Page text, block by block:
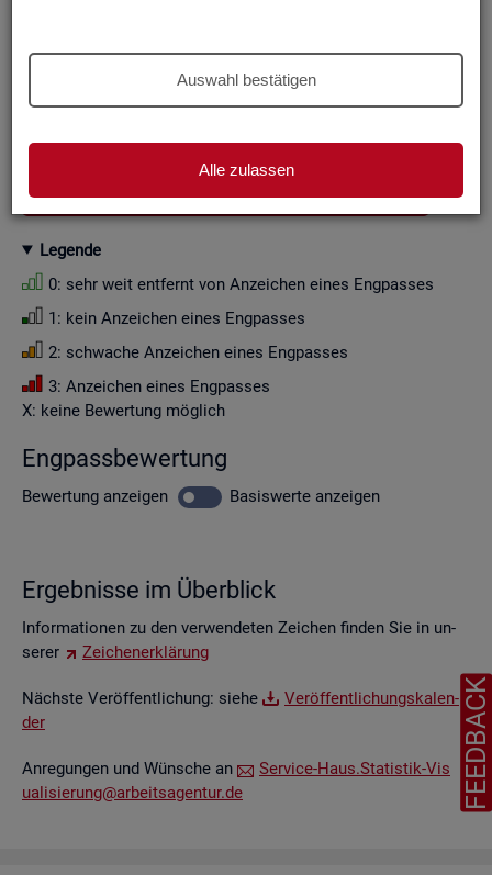
Auswahl bestätigen
Alle zulassen
Zah­len­wer­te i. d. R. auf Viel­fa­che von Zehn ge­run­det (siehe
die Fil­ter­mög­lich­kei­ten und die an­ge­zeig­ten Daten.
GESAMTDOWNLOAD ENGPASSANALYSE ALS CSV
Le­gen­de
0: sehr weit ent­fernt von An­zei­chen eines Eng­pas­ses
1: kein An­zei­chen eines Eng­pas­ses
2: schwa­che An­zei­chen eines Eng­pas­ses
3: An­zei­chen eines Eng­pas­ses
X: keine Be­wer­tung mög­lich
Eng­pass­be­wer­tung
Be­wer­tung an­zei­gen Ba­sis­wer­te an­zei­gen
Er­geb­nis­se im Über­blick
In­for­ma­tio­nen zu den ver­wen­de­ten Zei­chen fin­den Sie in un­
se­rer
Zei­chen­er­klä­rung
Nächs­te Ver­öf­fent­li­chung: siehe
Ver­öf­fent­li­chungs­ka­len­
der
An­re­gun­gen und Wün­sche an
Ser­vice-Haus.​Statistik-​Vis​
uali​sier​ung@​arb​eits​agen​tur.​de
FEEDBACK